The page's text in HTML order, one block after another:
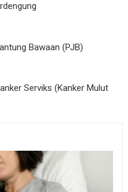
Bawaan (PJB)
Serviks (Kanker Mulut